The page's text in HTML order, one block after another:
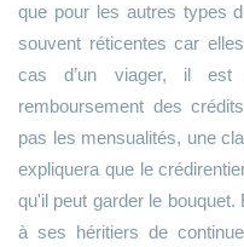
que pour les autres types
souvent réticentes car
cas d’un viager, il
remboursement des
pas les mensualités, une
expliquera que le
qu'il peut garder le bouquet.
à ses héritiers de